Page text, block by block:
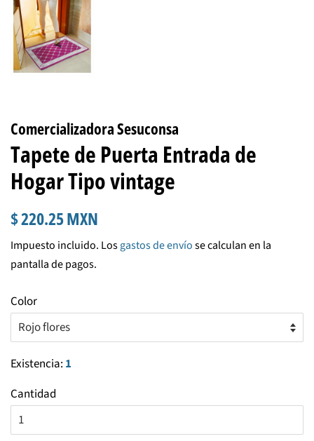
Comercializadora Sesuconsa
Tapete de Puerta Entrada de
Hogar Tipo vintage
Precio
$ 220.25 MXN
venta
Impuesto incluido. Losgastos de envíose calculan en la
pantalla de pagos.
Color
Existencia: 1
Cantidad